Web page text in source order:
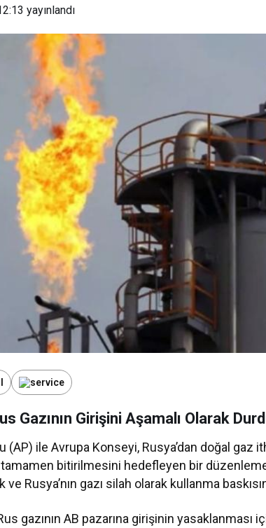
yayınlandı
Gazının Girişini Aşamalı Olarak
ile Avrupa Konseyi, Rusya’dan doğal gaz
tamamen bitirilmesini hedefleyen bir
ve Rusya’nın gazı silah olarak kullanma
gazının AB pazarına girişinin yasaklanması
Media OutReach Newswire, ABD
Dağıtım Ağını ve Yapay Zekâ
Görünürlüğünü Güçlendiriyor